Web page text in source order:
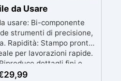
da Usare
usare: Bi-componente
strumenti di precisione,
Rapidità: Stampo pronto
per lavorazioni rapide.
dettagli fini e
risultato professionale.
29,99